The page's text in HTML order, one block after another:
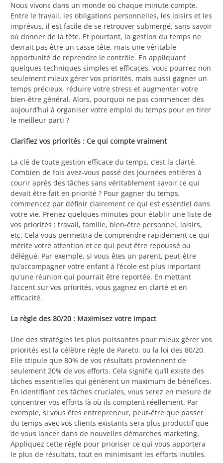
Nous vivons dans un monde où chaque minute compte.
Entre le travail, les obligations personnelles, les loisirs et les
imprévus, il est facile de se retrouver submergé, sans savoir
où donner de la tête. Et pourtant, la gestion du temps ne
devrait pas être un casse-tête, mais une véritable
opportunité de reprendre le contrôle. En appliquant
quelques techniques simples et efficaces, vous pourrez non
seulement mieux gérer vos priorités, mais aussi gagner un
temps précieux, réduire votre stress et augmenter votre
bien-être général. Alors, pourquoi ne pas commencer dès
aujourd’hui à organiser votre emploi du temps pour en tirer
le meilleur parti ?
Clarifiez vos priorités : Ce qui compte vraiment
La clé de toute gestion efficace du temps, c’est la clarté.
Combien de fois avez-vous passé des journées entières à
courir après des tâches sans véritablement savoir ce qui
devait être fait en priorité ? Pour gagner du temps,
commencez par définir clairement ce qui est essentiel dans
votre vie. Prenez quelques minutes pour établir une liste de
vos priorités : travail, famille, bien-être personnel, loisirs,
etc. Cela vous permettra de comprendre rapidement ce qui
mérite votre attention et ce qui peut être repoussé ou
délégué. Par exemple, si vous êtes un parent, peut-être
qu’accompagner votre enfant à l’école est plus important
qu’une réunion qui pourrait être reportée. En mettant
l’accent sur vos priorités, vous gagnez en clarté et en
efficacité.
La règle des 80/20 : Maximisez votre impact
Une des stratégies les plus puissantes pour mieux gérer vos
priorités est la célèbre règle de Pareto, ou la loi des 80/20.
Elle stipule que 80% de vos résultats proviennent de
seulement 20% de vos efforts. Cela signifie qu’il existe des
tâches essentielles qui génèrent un maximum de bénéfices.
En identifiant ces tâches cruciales, vous serez en mesure de
concentrer vos efforts là où ils comptent réellement. Par
exemple, si vous êtes entrepreneur, peut-être que passer
du temps avec vos clients existants sera plus productif que
de vous lancer dans de nouvelles démarches marketing.
Appliquez cette règle pour prioriser ce qui vous apportera
le plus de résultats, tout en minimisant les efforts inutiles.